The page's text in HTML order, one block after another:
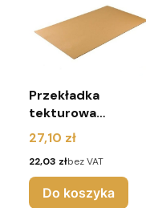
Przekładka
tekturowa
1100x765 mm 3W
(pakiet 10 sztuk)
Cena
27,10 zł
Cena
22,03 złbez VAT
Do koszyka